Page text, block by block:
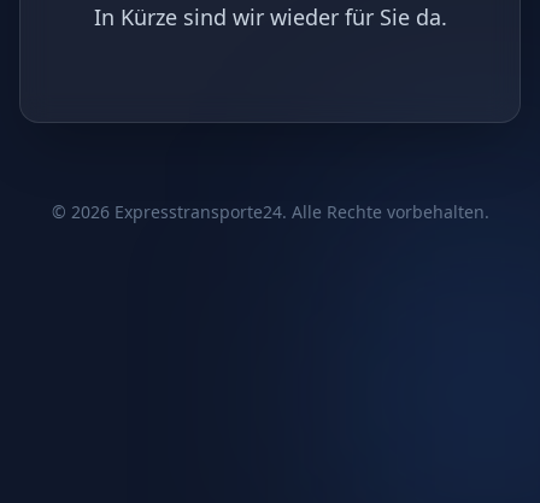
In Kürze sind wir wieder für Sie da.
© 2026Expresstransporte24. Alle Rechte vorbehalten.